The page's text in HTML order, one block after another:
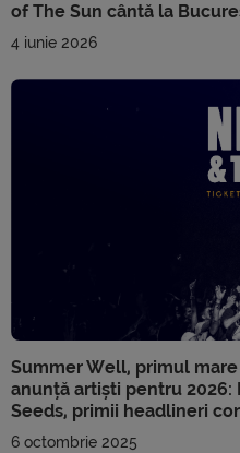
of The Sun cântă la
4 iunie 2026
Summer Well, primul
anunță artiști pentru 2026:
Seeds, primii headlineri
6 octombrie 2025